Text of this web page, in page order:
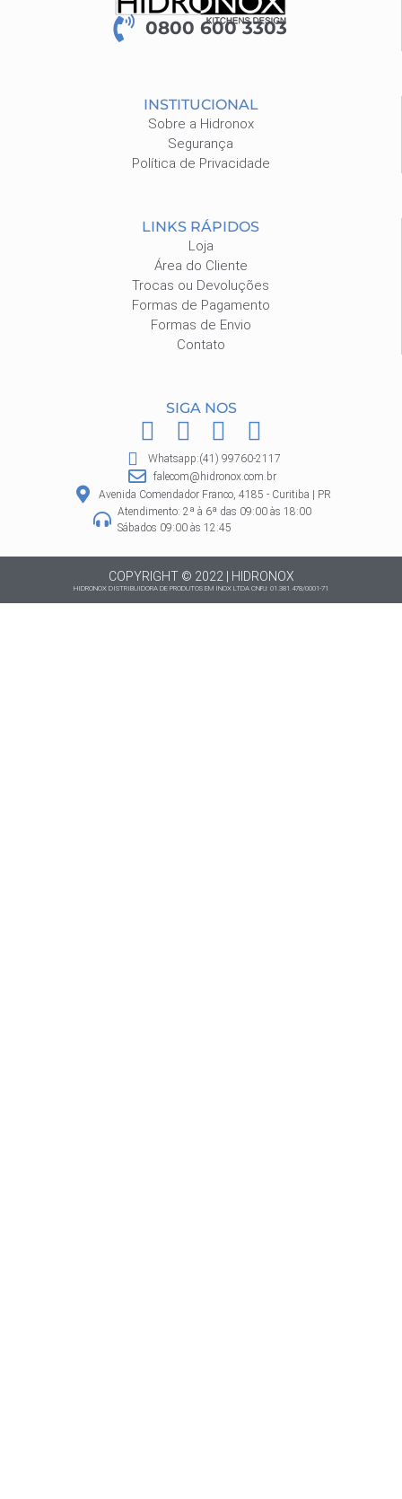
0800 600 3303
INSTITUCIONAL
Sobre a Hidronox
Segurança
Política de Privacidade
LINKS RÁPIDOS
Loja
Área do Cliente
Trocas ou Devoluções
Formas de Pagamento
Formas de Envio
Contato
SIGA NOS
F
a
c
e
b
o
o
k
I
n
s
t
a
g
r
a
P
i
n
t
e
r
e
s
W
h
a
t
a
p
p
Whatsapp:(41) 99760-2117
falecom@hidronox.com.br
Avenida Comendador Franco, 4185 - Curitiba | PR
Atendimento: 2ª à 6ª das 09:00 às 18:00
Sábados 09:00 às 12:45
COPYRIGHT © 2022 | HIDRONOX
HIDRONOX DISTRIBUIDORA DE PRODUTOS EM INOX LTDA CNPJ: 01.381.478/0001-71